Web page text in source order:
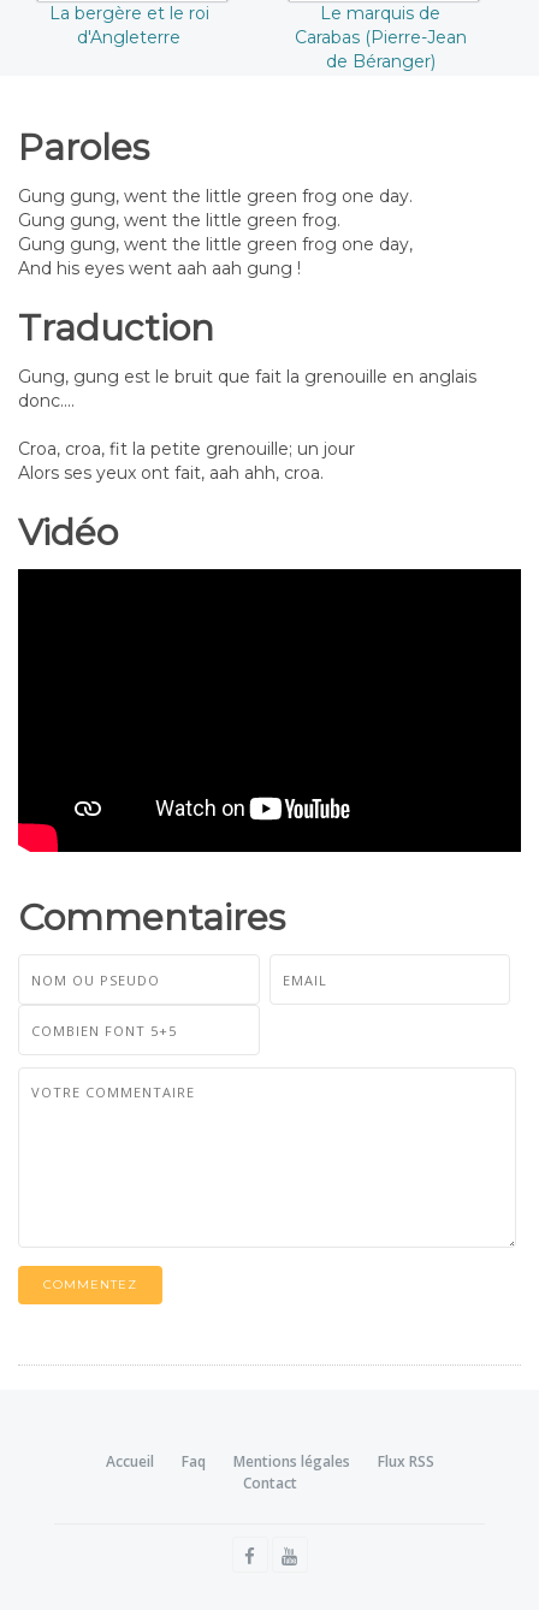
La bergère et le roi
d'Angleterre
Le marquis de
Carabas (Pierre-Jean
de Béranger)
Paroles
Gung gung, went the little green frog one day.
Gung gung, went the little green frog.
Gung gung, went the little green frog one day,
And his eyes went aah aah gung !
Traduction
Gung, gung est le bruit que fait la grenouille en anglais
donc....
Croa, croa, fit la petite grenouille; un jour
Alors ses yeux ont fait, aah ahh, croa.
Vidéo
Commentaires
COMMENTEZ
Accueil Faq Mentions légales
Flux RSS
Contact